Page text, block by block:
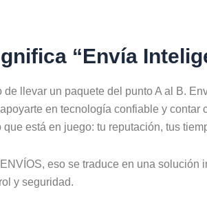
“Envía
de llevar un paquete del punto A al B.
en tecnología confiable y contar
está en juego: tu reputación, tus
eso se traduce en una solución
y seguridad.